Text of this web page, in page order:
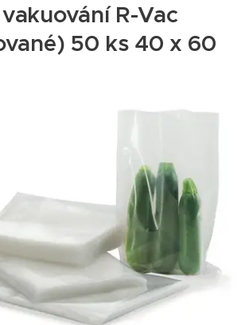
R-Vac
50 ks 40 x 60